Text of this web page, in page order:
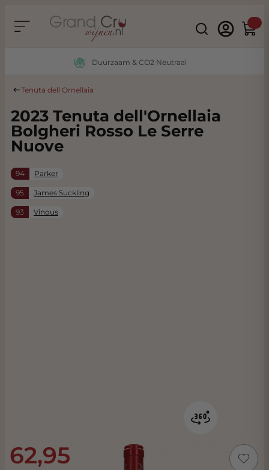
Search
Duurzaam & CO2 Neutraal
Tenuta dell Ornellaia
2023 Tenuta dell'Ornellaia
Bolgheri Rosso Le Serre
Nuove
94 Parker
95 James Suckling
93 Vinous
62,95